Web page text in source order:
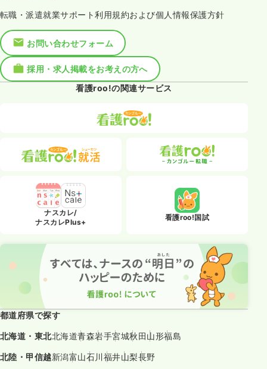
転職・派遣就業サポート利用規約および個人情報保護方針
お問い合わせフォーム
採用・求人掲載をお考えの方へ
看護roo!の関連サービス
ナスカレ/
ナスカレPlus+
看護roo!国試
都道府県で探す
北海道・東北北海道青森岩手宮城秋田山形福島
北陸・甲信越新潟富山石川福井山梨長野